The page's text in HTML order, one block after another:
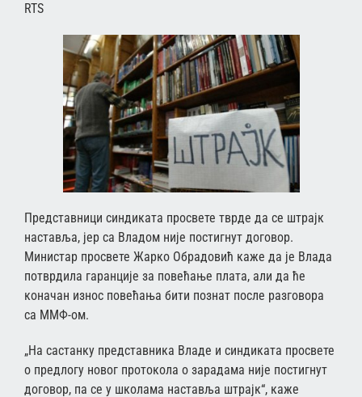
RTS
Представници синдиката просвете тврде да се штрајк
наставља, јер са Владом није постигнут договор.
Министар просвете Жарко Обрадовић каже да је Влада
потврдила гаранције за повећање плата, али да ће
коначан износ повећања бити познат после разговора
са ММФ-ом.
„На састанку представника Владе и синдиката просвете
о предлогу новог протокола о зарадама није постигнут
договор, па се у школама наставља штрајк“, каже